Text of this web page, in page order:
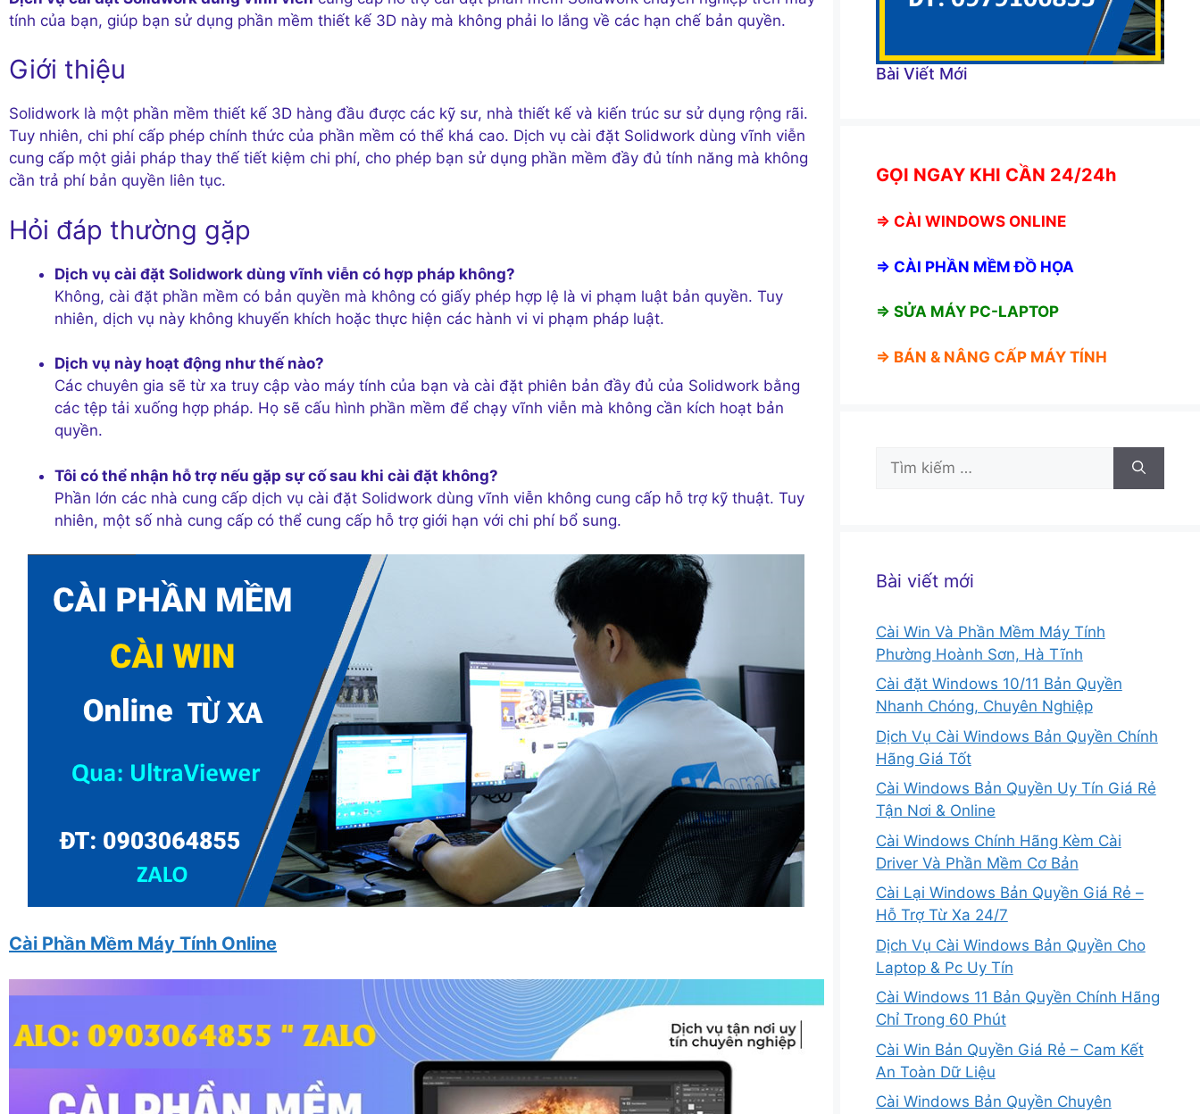
tính của bạn, giúp bạn sử dụng phần mềm thiết kế 3D này mà không phải lo lắng về các hạn chế bản quyền.
Giới thiệu
Solidwork là một phần mềm thiết kế 3D hàng đầu được các kỹ sư, nhà thiết kế và kiến trúc sư sử dụng rộng rãi.
Tuy nhiên, chi phí cấp phép chính thức của phần mềm có thể khá cao. Dịch vụ cài đặt Solidwork dùng vĩnh viễn
cung cấp một giải pháp thay thế tiết kiệm chi phí, cho phép bạn sử dụng phần mềm đầy đủ tính năng mà không
cần trả phí bản quyền liên tục.
Hỏi đáp thường gặp
Dịch vụ cài đặt Solidwork dùng vĩnh viễn có hợp pháp không?
Không, cài đặt phần mềm có bản quyền mà không có giấy phép hợp lệ là vi phạm luật bản quyền. Tuy
nhiên, dịch vụ này không khuyến khích hoặc thực hiện các hành vi vi phạm pháp luật.
Dịch vụ này hoạt động như thế nào?
Các chuyên gia sẽ từ xa truy cập vào máy tính của bạn và cài đặt phiên bản đầy đủ của Solidwork bằng
các tệp tải xuống hợp pháp. Họ sẽ cấu hình phần mềm để chạy vĩnh viễn mà không cần kích hoạt bản
quyền.
Tôi có thể nhận hỗ trợ nếu gặp sự cố sau khi cài đặt không?
Phần lớn các nhà cung cấp dịch vụ cài đặt Solidwork dùng vĩnh viễn không cung cấp hỗ trợ kỹ thuật. Tuy
nhiên, một số nhà cung cấp có thể cung cấp hỗ trợ giới hạn với chi phí bổ sung.
Cài Phần Mềm Máy Tính Online
Bài Viết Mới
GỌI NGAY KHI CẦN 24/24h
⇒ CÀI WINDOWS ONLINE
⇒ CÀI PHẦN MỀM ĐỒ HỌA
⇒ SỬA MÁY PC-LAPTOP
⇒ BÁN & NÂNG CẤP MÁY TÍNH
Tìm
kiếm
Bài viết mới
Cài Win Và Phần Mềm Máy Tính
Phường Hoành Sơn, Hà Tĩnh
Cài đặt Windows 10/11 Bản Quyền
Nhanh Chóng, Chuyên Nghiệp
Dịch Vụ Cài Windows Bản Quyền Chính
Hãng Giá Tốt
Cài Windows Bản Quyền Uy Tín Giá Rẻ
Tận Nơi & Online
Cài Windows Chính Hãng Kèm Cài
Driver Và Phần Mềm Cơ Bản
Cài Lại Windows Bản Quyền Giá Rẻ –
Hỗ Trợ Từ Xa 24/7
Dịch Vụ Cài Windows Bản Quyền Cho
Laptop & Pc Uy Tín
Cài Windows 11 Bản Quyền Chính Hãng
Chỉ Trong 60 Phút
Cài Win Bản Quyền Giá Rẻ – Cam Kết
An Toàn Dữ Liệu
Cài Windows Bản Quyền Chuyên